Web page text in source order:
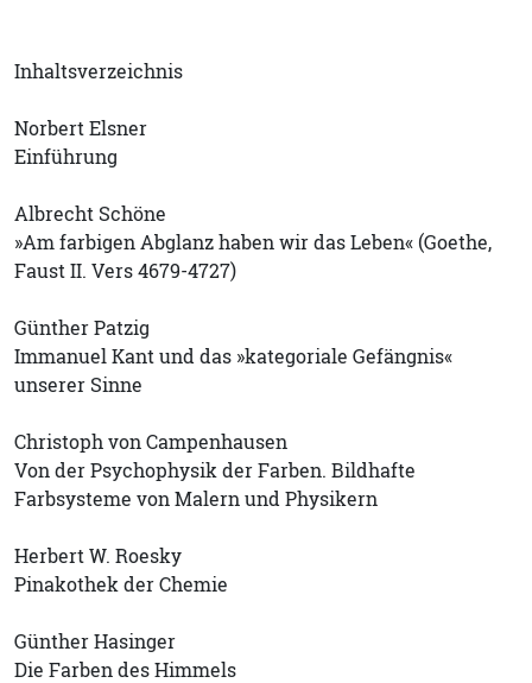
Inhaltsverzeichnis
Norbert Elsner
Einführung
Albrecht Schöne
»Am farbigen Abglanz haben wir das Leben« (Goethe,
Faust II. Vers 4679-4727)
Günther Patzig
Immanuel Kant und das »kategoriale Gefängnis«
unserer Sinne
Christoph von Campenhausen
Von der Psychophysik der Farben. Bildhafte
Farbsysteme von Malern und Physikern
Herbert W. Roesky
Pinakothek der Chemie
Günther Hasinger
Die Farben des Himmels